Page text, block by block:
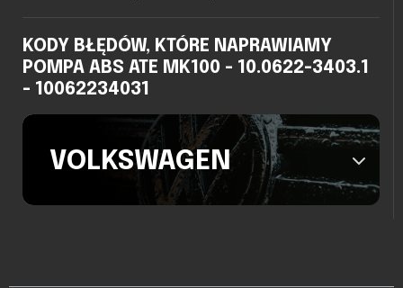
KODY BŁĘDÓW, KTÓRE NAPRAWIAMY
POMPA ABS ATE MK100 - 10.0622-3403.1
- 10062234031
VOLKSWAGEN